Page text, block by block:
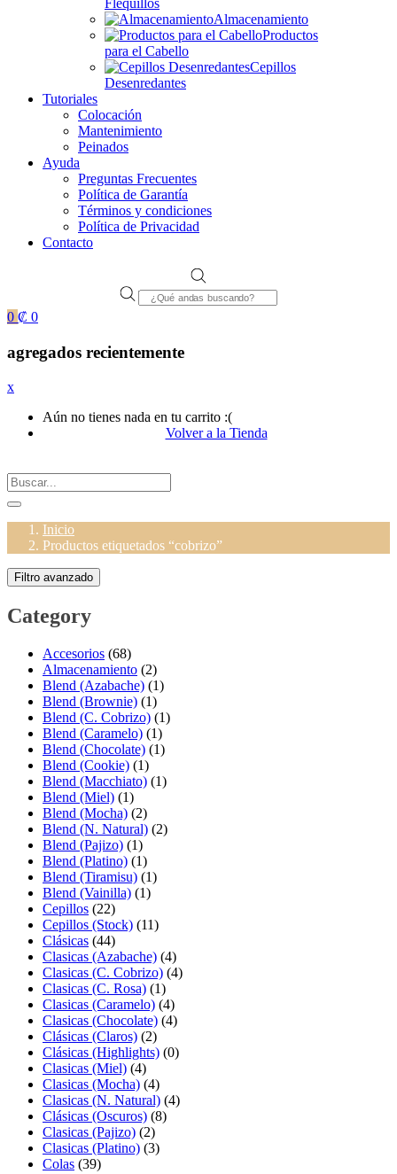
Flequillos
Almacenamiento
Productos
para el Cabello
Cepillos
Desenredantes
Tutoriales
Colocación
Mantenimiento
Peinados
Ayuda
Preguntas Frecuentes
Política de Garantía
Términos y condiciones
Política de Privacidad
Contacto
Products
search
0 ₡ 0
agregados recientemente
x
Aún no tienes nada en tu carrito :(
Volver a la Tienda
Inicio
Productos etiquetados “cobrizo”
Filtro avanzado
Category
Accesorios (68)
Almacenamiento (2)
Blend (Azabache) (1)
Blend (Brownie) (1)
Blend (C. Cobrizo) (1)
Blend (Caramelo) (1)
Blend (Chocolate) (1)
Blend (Cookie) (1)
Blend (Macchiato) (1)
Blend (Miel) (1)
Blend (Mocha) (2)
Blend (N. Natural) (2)
Blend (Pajizo) (1)
Blend (Platino) (1)
Blend (Tiramisu) (1)
Blend (Vainilla) (1)
Cepillos (22)
Cepillos (Stock) (11)
Clásicas (44)
Clasicas (Azabache) (4)
Clasicas (C. Cobrizo) (4)
Clasicas (C. Rosa) (1)
Clasicas (Caramelo) (4)
Clasicas (Chocolate) (4)
Clásicas (Claros) (2)
Clásicas (Highlights) (0)
Clasicas (Miel) (4)
Clasicas (Mocha) (4)
Clasicas (N. Natural) (4)
Clásicas (Oscuros) (8)
Clasicas (Pajizo) (2)
Clasicas (Platino) (3)
Colas (39)